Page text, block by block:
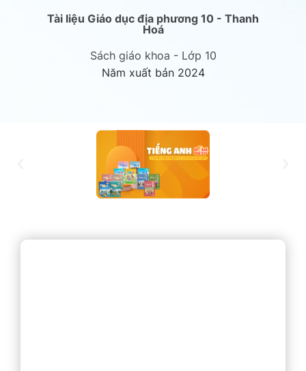
Tài liệu Giáo dục địa phương 10 - Thanh
Hoá
Sách giáo khoa - Lớp 10
Năm xuất bản 2024